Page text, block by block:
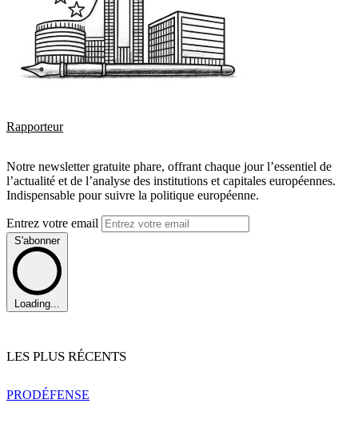
Rapporteur
Notre newsletter gratuite phare, offrant chaque jour l’essentiel de
l’actualité et de l’analyse des institutions et capitales européennes.
Indispensable pour suivre la politique européenne.
Entrez votre email
S'abonner
Loading...
LES PLUS RÉCENTS
PRODÉFENSE